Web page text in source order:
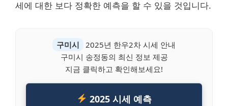
세에 대한 보다 정확한 예측을 할 수 있을 것입니다.
구미시
2025년 한우2차 시세 안내
구미시 송정동의 최신 정보 제공
지금 클릭하고 확인해보세요!
2025 시세 예측